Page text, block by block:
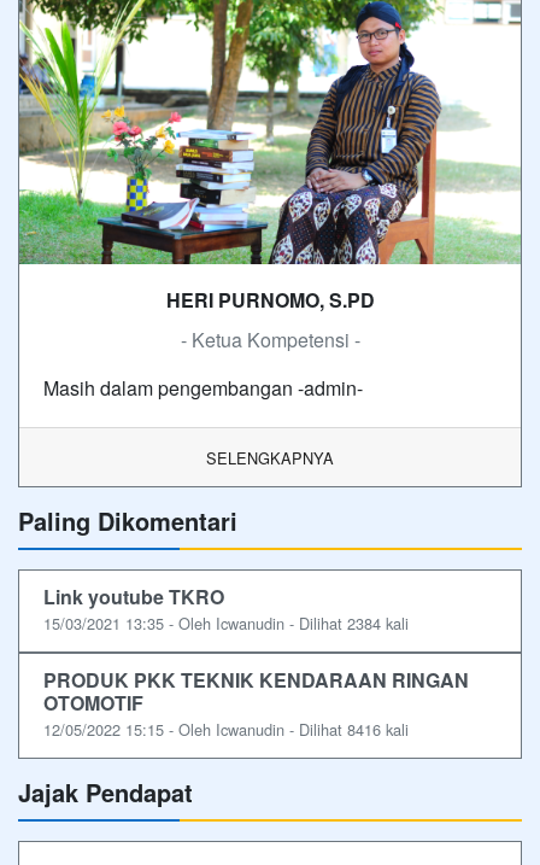
HERI PURNOMO, S.PD
- Ketua Kompetensi -
Masih dalam pengembangan -admin-
SELENGKAPNYA
Paling Dikomentari
Link youtube TKRO
15/03/2021 13:35 - Oleh Icwanudin - Dilihat 2384 kali
PRODUK PKK TEKNIK KENDARAAN RINGAN
OTOMOTIF
12/05/2022 15:15 - Oleh Icwanudin - Dilihat 8416 kali
Jajak Pendapat